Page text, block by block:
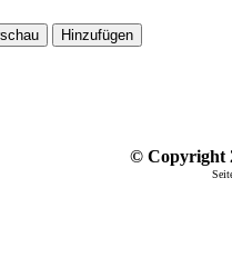
© Copyright